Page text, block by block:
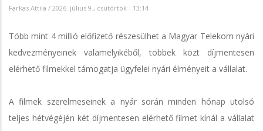
Farkas Attila / 2026. július 9., csütörtök - 13:14
Több mint 4 millió előfizető részesülhet a Magyar Telekom nyári
kedvezményeinek valamelyikéből, többek közt díjmentesen
elérhető filmekkel támogatja ügyfelei nyári élményeit a vállalat.
A filmek szerelmeseinek a nyár során minden hónap utolsó
teljes hétvégéjén két díjmentesen elérhető filmet kínál a vállalat